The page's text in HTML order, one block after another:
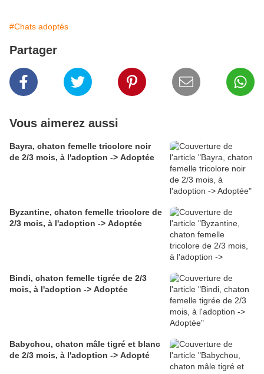
#Chats adoptés
Partager
Vous aimerez aussi
Bayra, chaton femelle tricolore noir
de 2/3 mois, à l'adoption -> Adoptée
Byzantine, chaton femelle tricolore de
2/3 mois, à l'adoption -> Adoptée
Bindi, chaton femelle tigrée de 2/3
mois, à l'adoption -> Adoptée
Babychou, chaton mâle tigré et blanc
de 2/3 mois, à l'adoption -> Adopté